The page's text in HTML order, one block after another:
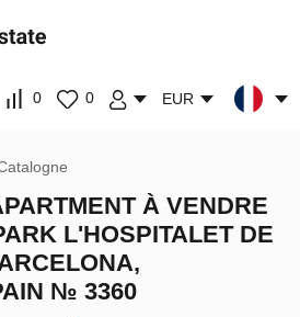
0 0 EUR
À VENDRE
L'HOSPITALET DE
№ 3360